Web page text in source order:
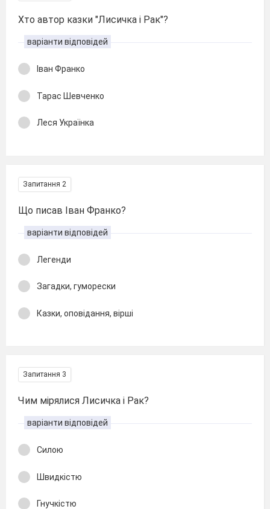
Хто автор казки "Лисичка і Рак"?
варіанти відповідей
Іван Франко
Тарас Шевченко
Леся Українка
Запитання 2
Що писав Іван Франко?
варіанти відповідей
Легенди
Загадки, гуморески
Казки, оповідання, вірші
Запитання 3
Чим мірялися Лисичка і Рак?
варіанти відповідей
Силою
Швидкістю
Гнучкістю